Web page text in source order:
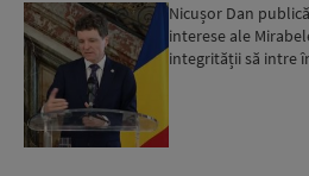
Nicușor Dan
interese ale
integrității să intre